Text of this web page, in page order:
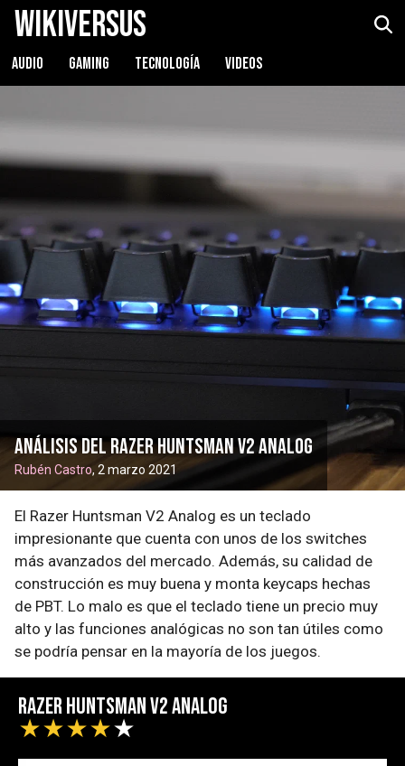
WikiVersus
AUDIO GAMING TECNOLOGÍA VIDEOS
Análisis del Razer Huntsman V2 Analog
Rubén Castro, 2 marzo 2021
El Razer Huntsman V2 Analog es un teclado
impresionante que cuenta con unos de los switches
más avanzados del mercado. Además, su calidad de
construcción es muy buena y monta keycaps hechas
de PBT. Lo malo es que el teclado tiene un precio muy
alto y las funciones analógicas no son tan útiles como
se podría pensar en la mayoría de los juegos.
Razer Huntsman V2 Analog
★★★★★
Razer Huntsman V2 Analog Ver precio